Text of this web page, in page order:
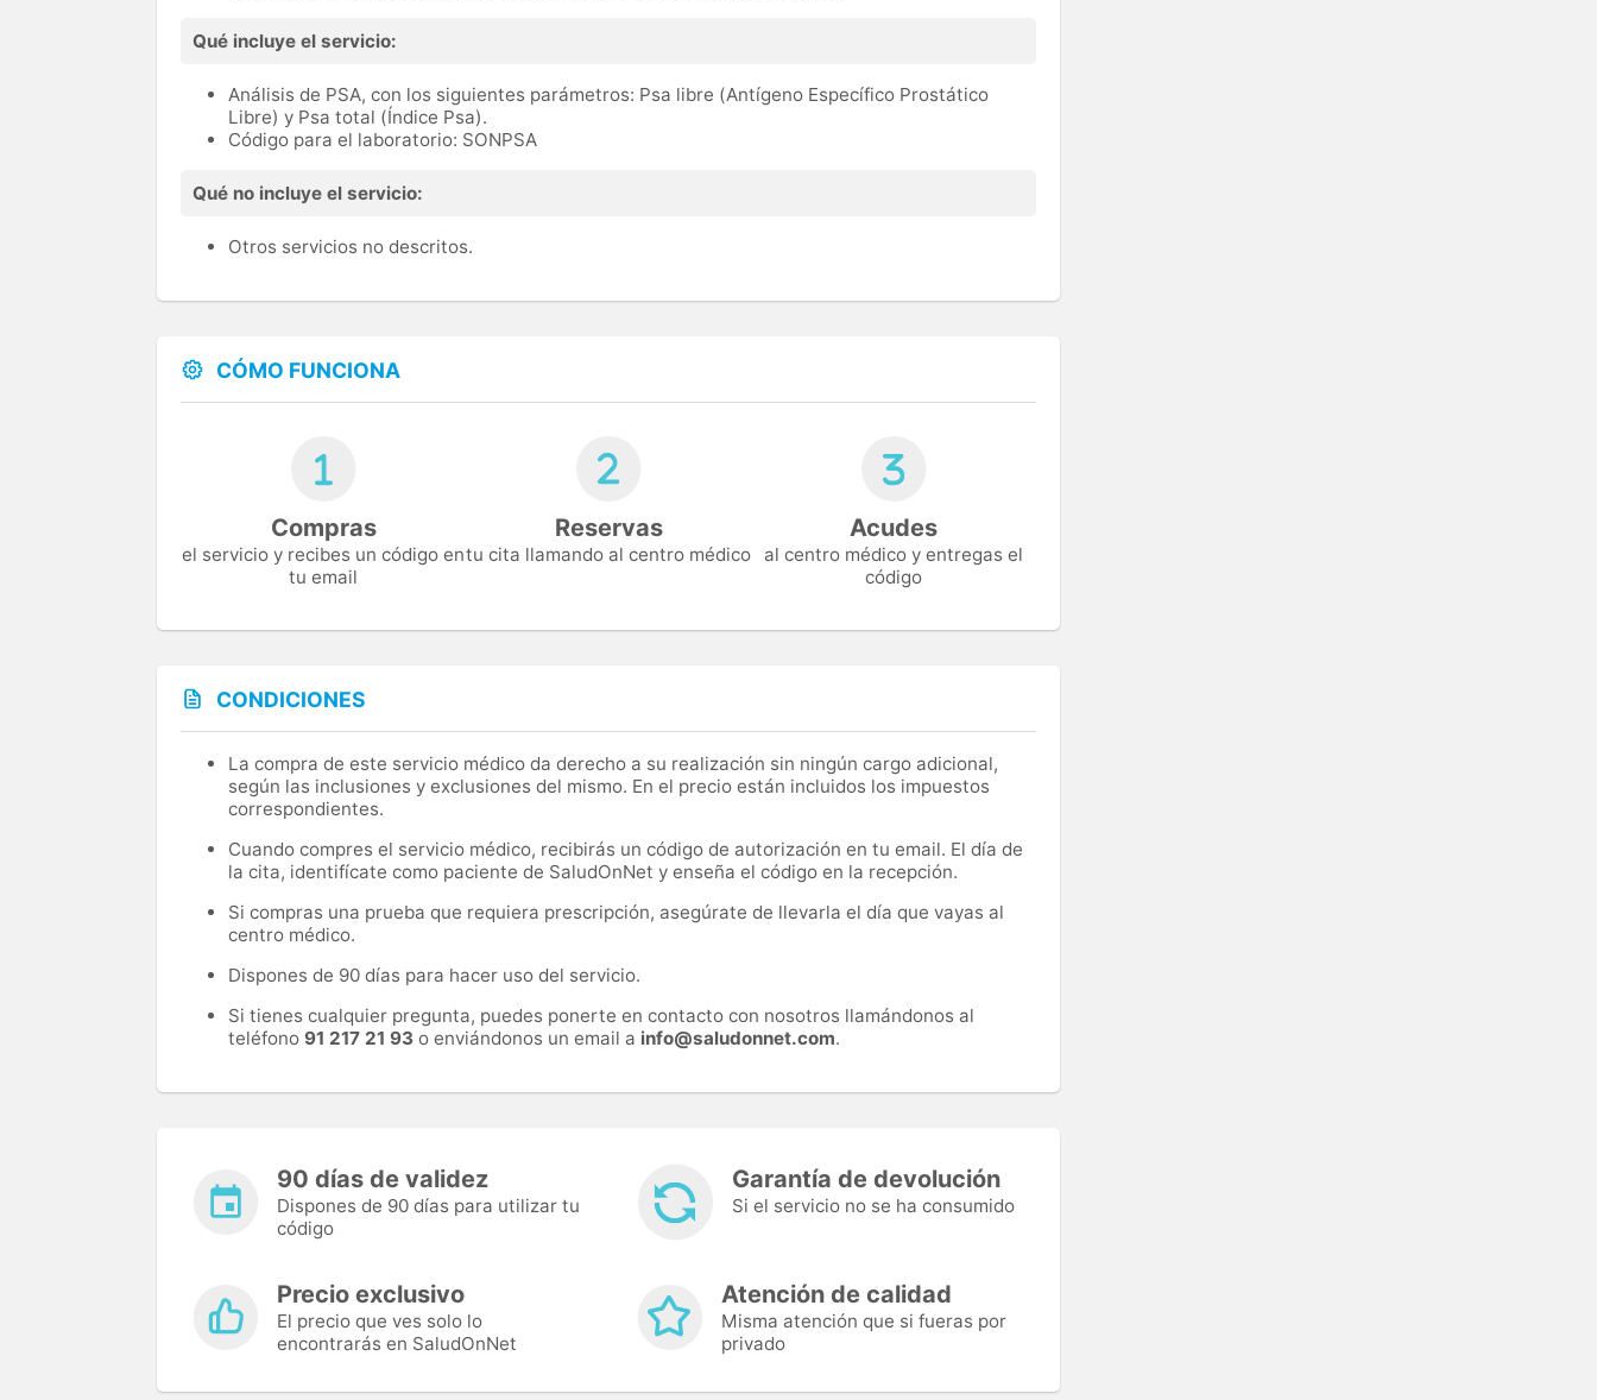
Qué incluye el servicio:
Análisis de PSA, con los siguientes parámetros: Psa libre (Antígeno Específico Prostático
Libre) y Psa total (Índice Psa).
Código para el laboratorio: SONPSA
Qué no incluye el servicio:
Otros servicios no descritos.
CÓMO FUNCIONA
Compras
el servicio y recibes un código en
tu email
Reservas
tu cita llamando al centro médico
Acudes
al centro médico y entregas el
código
CONDICIONES
La compra de este servicio médico da derecho a su realización sin ningún cargo adicional,
según las inclusiones y exclusiones del mismo. En el precio están incluidos los impuestos
correspondientes.
Cuando compres el servicio médico, recibirás un código de autorización en tu email. El día de
la cita, identifícate como paciente de SaludOnNet y enseña el código en la recepción.
Si compras una prueba que requiera prescripción, asegúrate de llevarla el día que vayas al
centro médico.
Dispones de 90 días para hacer uso del servicio.
Si tienes cualquier pregunta, puedes ponerte en contacto con nosotros llamándonos al
teléfono 91 217 21 93 o enviándonos un email a info@saludonnet.com.
90 días de validez
Dispones de 90 días para utilizar tu
código
Garantía de devolución
Si el servicio no se ha consumido
Precio exclusivo
El precio que ves solo lo
encontrarás en SaludOnNet
Atención de calidad
Misma atención que si fueras por
privado